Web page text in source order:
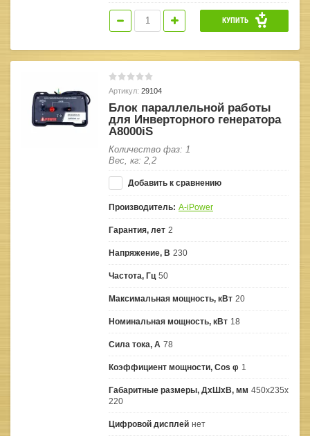
КУПИТЬ
Артикул: 29104
Блок параллельной работы
для Инверторного генератора
A8000iS
Количество фаз: 1
Вес, кг: 2,2
Добавить к сравнению
Производитель: A-iPower
Гарантия, лет 2
Напряжение, В 230
Частота, Гц 50
Максимальная мощность, кВт 20
Номинальная мощность, кВт 18
Сила тока, А 78
Коэффициент мощности, Сos φ 1
Габаритные размеры, ДхШхВ, мм 450х235х
220
Цифровой дисплей нет